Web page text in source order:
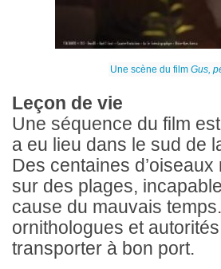
Une scène du film Gus,
Leçon de vie
Une séquence du film
a eu lieu dans le sud de
Des centaines
sur des plages,
cause du mauvais
ornithologues et
transporter à bon port.